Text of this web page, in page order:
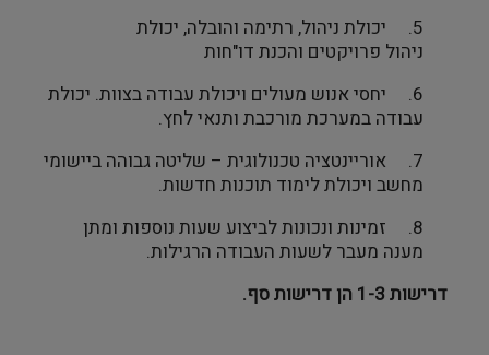
5.
יכולת ניהול, רתימה והובלה, יכולת
ניהול פרויקטים והכנת דו"חות
6.
יחסי אנוש מעולים ויכולת עבודה בצוות. יכולת
עבודה במערכת מורכבת ותנאי לחץ.
7.
אוריינטציה טכנולוגית – שליטה גבוהה ביישומי
מחשב ויכולת לימוד תוכנות חדשות.
8.
זמינות ונכונות לביצוע שעות נוספות ומתן
מענה מעבר לשעות העבודה הרגילות.
דרישות 1-3 הן דרישות סף.